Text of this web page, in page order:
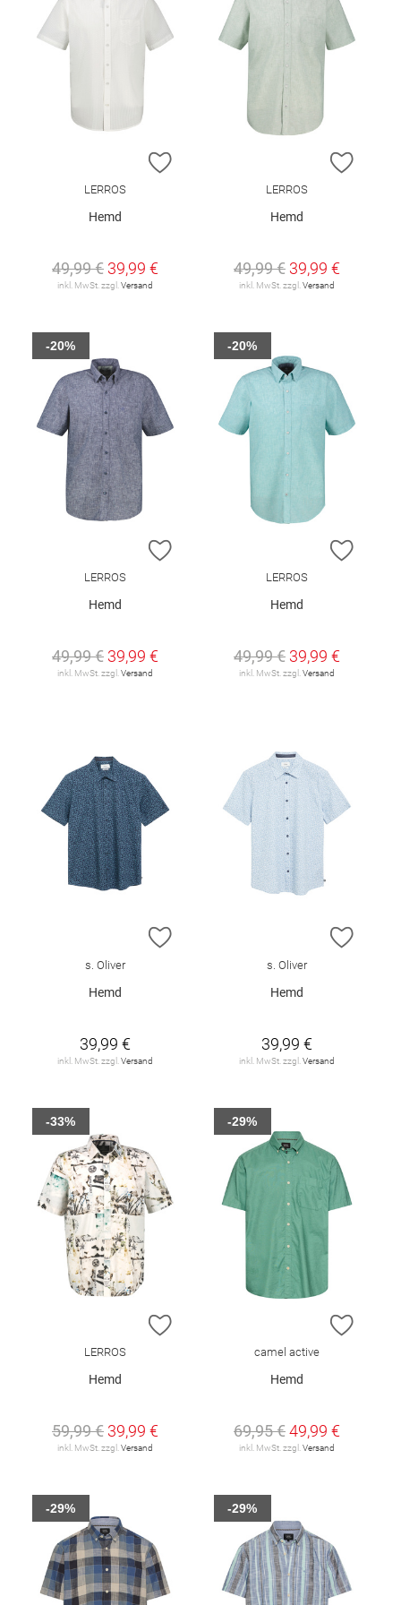
ZUR WUNSCHLISTE HINZUFÜGEN
LERROS
Hemd
49,99 € 39,99 €
inkl. MwSt. zzgl. Versand
ZUR
LERROS
Hemd
49,99 € 39,99 €
inkl. MwSt. zzgl. Versand
ZUR WUNSCHLISTE HINZUFÜGEN
LERROS
Hemd
49,99 € 39,99 €
inkl. MwSt. zzgl. Versand
-20%
ZUR
LERROS
Hemd
49,99 € 39,99 €
inkl. MwSt. zzgl. Versand
-20%
ZUR WUNSCHLISTE HINZUFÜGEN
s. Oliver
Hemd
39,99 €
inkl. MwSt. zzgl. Versand
ZUR
s. Oliver
Hemd
39,99 €
inkl. MwSt. zzgl. Versand
ZUR WUNSCHLISTE HINZUFÜGEN
LERROS
Hemd
59,99 € 39,99 €
inkl. MwSt. zzgl.Versand
-33%
ZUR
camel active
Hemd
69,95 €49,99 €
inkl. MwSt. zzgl.Versand
-29%
-29% -29%